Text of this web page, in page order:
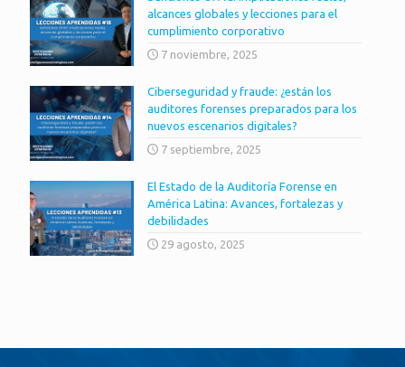
alcances globales y lecciones para el
cumplimiento corporativo
7 noviembre, 2025
Ciberseguridad y fraude: ¿están los
auditores forenses preparados para los
nuevos escenarios digitales?
7 septiembre, 2025
El Estado de la Auditoría Forense en
América Latina: Avances, fortalezas y
debilidades
29 agosto, 2025